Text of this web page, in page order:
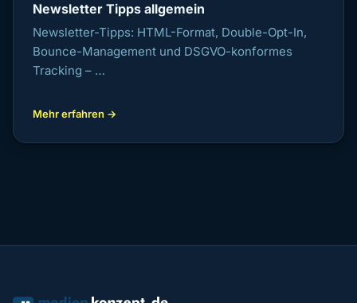
Newsletter Tipps allgemein
Newsletter-Tipps: HTML-Format, Double-Opt-In,
Bounce-Management und DSGVO-konformes
Tracking – …
Mehr erfahren →